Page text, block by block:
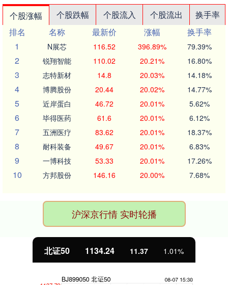
个股涨幅 个股跌幅 个股流入 个股流出
换手率
排名
名称 最新价 涨幅
换手率
1
N展芯 116.52 396.89% 79.39%
2 锐翔智能 110.02 20.21% 16.80%
3 志特新材 14.8 20.03% 14.18%
4 博腾股份 20.44 20.02% 14.77%
5 近岸蛋白 46.72 20.01% 5.62%
6 毕得医药 61.6 20.01% 6.12%
7 五洲医疗 83.62 20.01% 18.37%
8 耐科装备 49.67 20.01% 6.83%
9 一博科技 53.33 20.01% 17.26%
10 方邦股份 146.16 20.00% 7.68%
沪深京行情 实时轮播
北证50 1134.24 11.37 1.01%